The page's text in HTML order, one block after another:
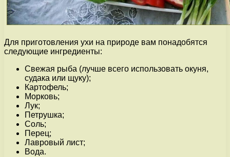
Для приготовления ухи на природе вам понадобятся
следующие ингредиенты:
Свежая рыба (лучше всего использовать окуня,
судака или щуку);
Картофель;
Морковь;
Лук;
Петрушка;
Соль;
Перец;
Лавровый лист;
Вода.